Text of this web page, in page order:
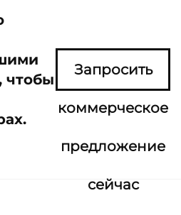
чтобы
Запросить
коммерческое
предложение
сейчас